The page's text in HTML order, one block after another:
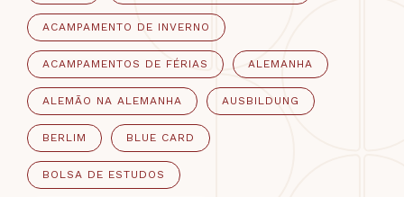
ACAMPAMENTO DE INVERNO
ACAMPAMENTOS DE FÉRIAS ALEMANHA
ALEMÃO NA ALEMANHA AUSBILDUNG
BERLIM BLUE CARD
BOLSA DE ESTUDOS